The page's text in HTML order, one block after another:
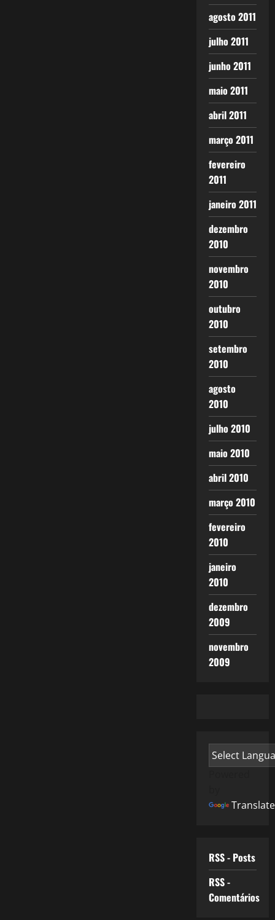
agosto 2011
julho 2011
junho 2011
maio 2011
abril 2011
março 2011
fevereiro
2011
janeiro 2011
dezembro
2010
novembro
2010
outubro
2010
setembro
2010
agosto
2010
julho 2010
maio 2010
abril 2010
março 2010
fevereiro
2010
janeiro
2010
dezembro
2009
novembro
2009
Translate
RSS - Posts
RSS -
Comentários